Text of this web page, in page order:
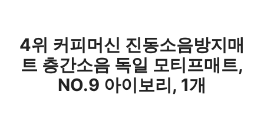
4위 커피머신 진동소음방지매
트 층간소음 독일 모티프매트,
NO.9 아이보리, 1개